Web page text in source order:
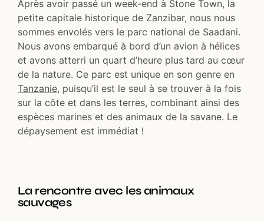
Après avoir passé un week-end à Stone Town, la
petite capitale historique de Zanzibar, nous nous
sommes envolés vers le parc national de Saadani.
Nous avons embarqué à bord d’un avion à hélices
et avons atterri un quart d’heure plus tard au cœur
de la nature. Ce parc est unique en son genre en
Tanzanie, puisqu’il est le seul à se trouver à la fois
sur la côte et dans les terres, combinant ainsi des
espèces marines et des animaux de la savane. Le
dépaysement est immédiat !
La rencontre avec les animaux
sauvages